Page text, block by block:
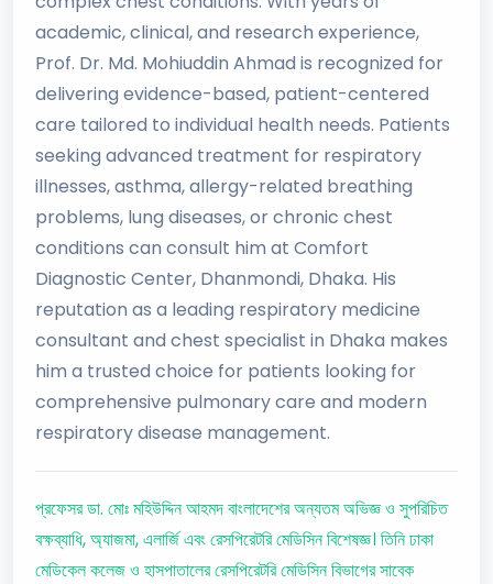
academic, clinical, and research experience,
Prof. Dr. Md. Mohiuddin Ahmad is recognized for
delivering evidence-based, patient-centered
care tailored to individual health needs. Patients
seeking advanced treatment for respiratory
illnesses, asthma, allergy-related breathing
problems, lung diseases, or chronic chest
conditions can consult him at Comfort
Diagnostic Center, Dhanmondi, Dhaka. His
reputation as a leading respiratory medicine
consultant and chest specialist in Dhaka makes
him a trusted choice for patients looking for
comprehensive pulmonary care and modern
respiratory disease management.
প্রফেসর ডা. মোঃ মহিউদ্দিন আহমদ বাংলাদেশের অন্যতম অভিজ্ঞ ও সুপরিচিত
বক্ষব্যাধি, অ্যাজমা, এলার্জি এবং রেসপিরেটরি মেডিসিন বিশেষজ্ঞ। তিনি ঢাকা
মেডিকেল কলেজ ও হাসপাতালের রেসপিরেটরি মেডিসিন বিভাগের সাবেক